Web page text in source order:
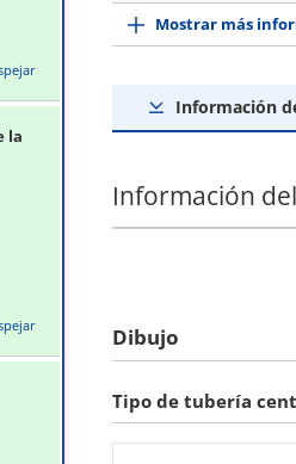
la
Mostrar más
Información
Información
Dibujo
Tipo de tubería